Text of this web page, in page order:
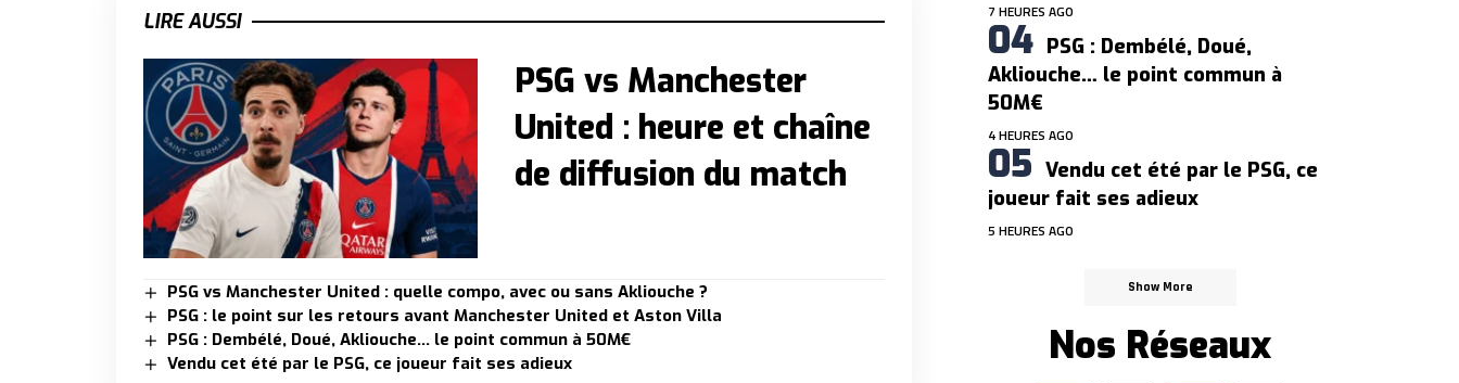
LIRE AUSSI
PSG vs Manchester
United : heure et chaîne
de diffusion du match
PSG vs Manchester United : quelle compo, avec ou sans Akliouche ?
PSG : le point sur les retours avant Manchester United et Aston Villa
PSG : Dembélé, Doué, Akliouche… le point commun à 50M€
Vendu cet été par le PSG, ce joueur fait ses adieux
7 HEURES AGO
PSG : Dembélé, Doué,
Akliouche… le point commun à
50M€
4 HEURES AGO
Vendu cet été par le PSG, ce
joueur fait ses adieux
5 HEURES AGO
Show More
Nos Réseaux